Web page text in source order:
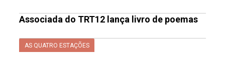
Associada do TRT12 lança livro de poemas
AS QUATRO ESTAÇÕES